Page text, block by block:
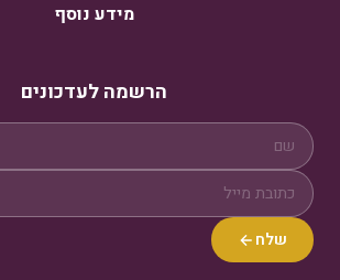
מידע נוסף
הרשמה לעדכונים
שלח